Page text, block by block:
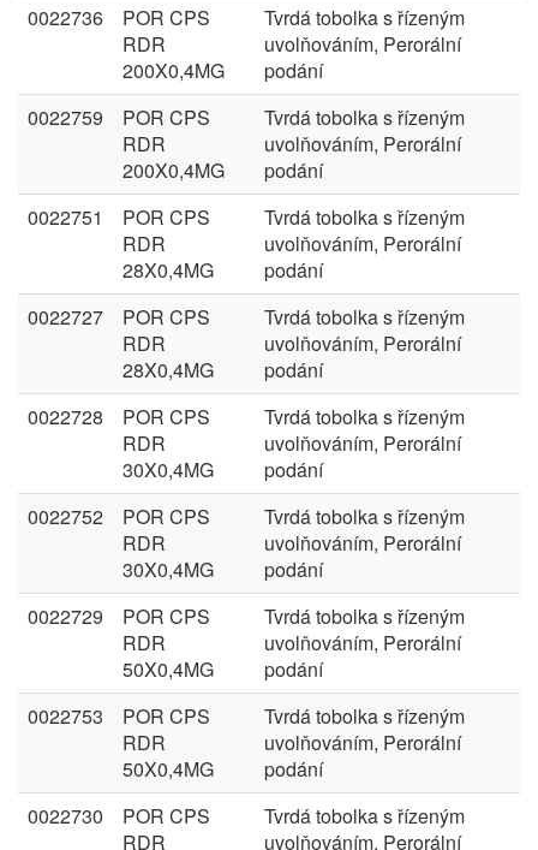
0022736
POR CPS
RDR
200X0,4MG
Tvrdá tobolka s řízeným
uvolňováním, Perorální
podání
0022759
POR CPS
RDR
200X0,4MG
Tvrdá tobolka s řízeným
uvolňováním, Perorální
podání
0022751
POR CPS
RDR
28X0,4MG
Tvrdá tobolka s řízeným
uvolňováním, Perorální
podání
0022727
POR CPS
RDR
28X0,4MG
Tvrdá tobolka s řízeným
uvolňováním, Perorální
podání
0022728
POR CPS
RDR
30X0,4MG
Tvrdá tobolka s řízeným
uvolňováním, Perorální
podání
0022752
POR CPS
RDR
30X0,4MG
Tvrdá tobolka s řízeným
uvolňováním, Perorální
podání
0022729
POR CPS
RDR
50X0,4MG
Tvrdá tobolka s řízeným
uvolňováním, Perorální
podání
0022753
POR CPS
RDR
50X0,4MG
Tvrdá tobolka s řízeným
uvolňováním, Perorální
podání
0022730
POR CPS
RDR
Tvrdá tobolka s řízeným
uvolňováním, Perorální